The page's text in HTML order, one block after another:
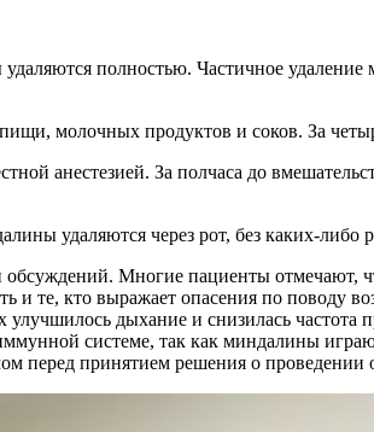
полностью. Частичное
молочных продуктов и соков. За
анестезией. За полчаса до
удаляются через рот, без каких-либо
Многие пациенты отмечают,
и те, кто выражает опасения по поводу
дыхание и снизилась частота
системе, так как миндалины
перед принятием решения о проведении